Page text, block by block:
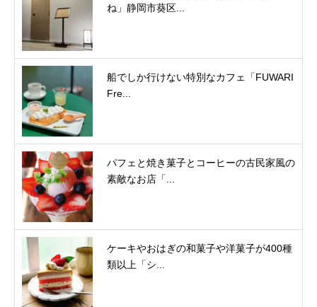
ね」静岡市葵区...
船でしか行けない特別なカフェ「FUWARI
Fre...
パフェと焼き菓子とコーヒーの古民家風の
素敵なお店「...
ケーキやおはぎの和菓子や洋菓子が400種
類以上「シ...